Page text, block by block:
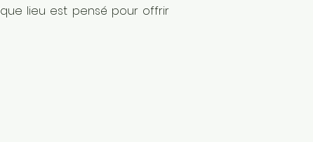
lieu est pensé pour offrir